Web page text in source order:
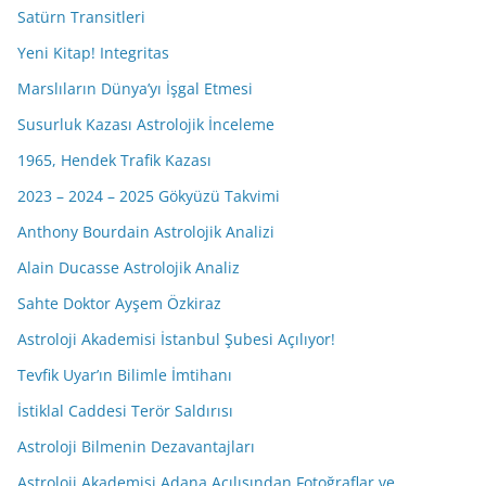
Satürn Transitleri
Yeni Kitap! Integritas
Marslıların Dünya’yı İşgal Etmesi
Susurluk Kazası Astrolojik İnceleme
1965, Hendek Trafik Kazası
2023 – 2024 – 2025 Gökyüzü Takvimi
Anthony Bourdain Astrolojik Analizi
Alain Ducasse Astrolojik Analiz
Sahte Doktor Ayşem Özkiraz
Astroloji Akademisi İstanbul Şubesi Açılıyor!
Tevfik Uyar’ın Bilimle İmtihanı
İstiklal Caddesi Terör Saldırısı
Astroloji Bilmenin Dezavantajları